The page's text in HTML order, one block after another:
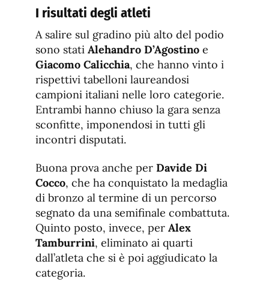
I risultati degli atleti
A salire sul gradino più alto del podio
sono stati Alehandro D’Agostino e
Giacomo Calicchia, che hanno vinto i
rispettivi tabelloni laureandosi
campioni italiani nelle loro categorie.
Entrambi hanno chiuso la gara senza
sconfitte, imponendosi in tutti gli
incontri disputati.
Buona prova anche per Davide Di
Cocco, che ha conquistato la medaglia
di bronzo al termine di un percorso
segnato da una semifinale combattuta.
Quinto posto, invece, per Alex
Tamburrini, eliminato ai quarti
dall’atleta che si è poi aggiudicato la
categoria.